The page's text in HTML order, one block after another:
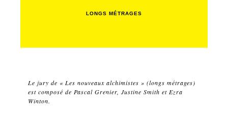
LONGS MÉTRAGES
Le jury de « Les nouveaux alchimistes » (longs métrages)
est composé de Pascal Grenier, Justine Smith et Ezra
Winton.